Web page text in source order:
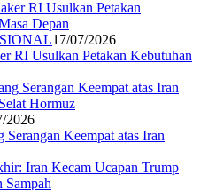
17/07/2026
RI Usulkan Petakan Kebutuhan
2026
Keempat atas Iran